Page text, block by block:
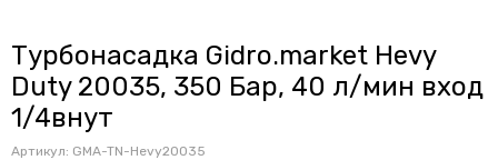
Турбонасадка Gidro.market Hevy
Duty 20035, 350 Бар, 40 л/мин вход
1/4внут
Артикул: GMA-TN-Hevy20035